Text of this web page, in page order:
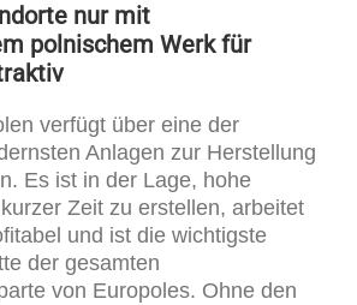
nur mit
polnischem Werk für
verfügt über eine der
Anlagen zur Herstellung
Es ist in der Lage, hohe
Zeit zu erstellen, arbeitet
und ist die wichtigste
der gesamten
von Europoles. Ohne den